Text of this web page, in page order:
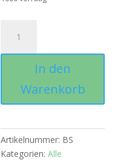
Sechskantkopf
In den
Warenkorb
Artikelnummer: BS
Kategorien:Alle